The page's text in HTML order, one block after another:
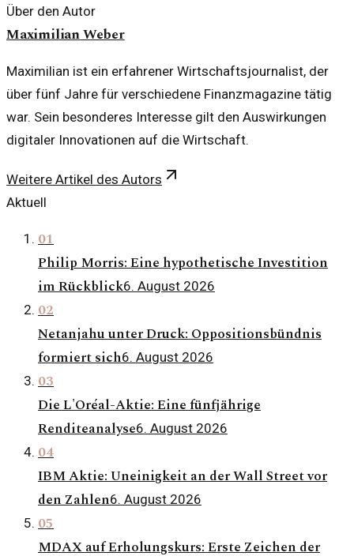
Über den Autor
Maximilian Weber
Maximilian ist ein erfahrener Wirtschaftsjournalist, der
über fünf Jahre für verschiedene Finanzmagazine tätig
war. Sein besonderes Interesse gilt den Auswirkungen
digitaler Innovationen auf die Wirtschaft.
Weitere Artikel des Autors
Aktuell
01
Philip Morris: Eine hypothetische Investition
im Rückblick6. August 2026
02
Netanjahu unter Druck: Oppositionsbündnis
formiert sich6. August 2026
03
Die L'Oréal-Aktie: Eine fünfjährige
Renditeanalyse6. August 2026
04
IBM Aktie: Uneinigkeit an der Wall Street vor
den Zahlen6. August 2026
05
MDAX auf Erholungskurs: Erste Zeichen der